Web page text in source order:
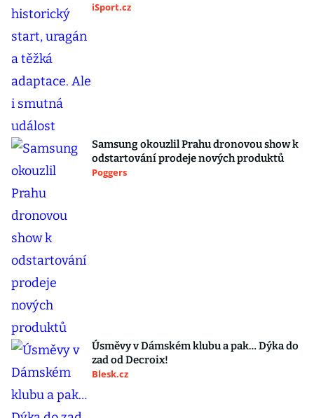
iSport.cz
Samsung okouzlil Prahu dronovou show k
odstartování prodeje nových produktů
Poggers
Úsměvy v Dámském klubu a pak… Dýka do
zad od Decroix!
Blesk.cz